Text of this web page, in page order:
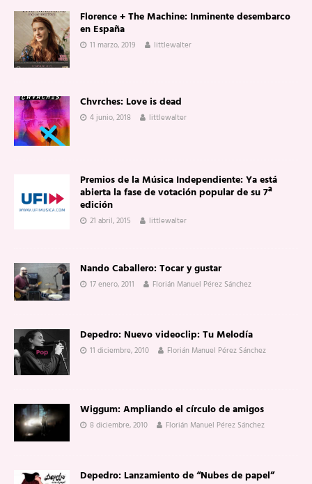
Florence + The Machine: Inminente desembarco
en España
11 marzo, 2019 littlewalter
Chvrches: Love is dead
4 junio, 2018 littlewalter
Premios de la Música Independiente: Ya está
abierta la fase de votación popular de su 7ª
edición
21 abril, 2015 littlewalter
Nando Caballero: Tocar y gustar
17 enero, 2011 Florián Manuel Pérez Sánchez
Depedro: Nuevo videoclip: Tu Melodía
11 diciembre, 2010 Florián Manuel Pérez Sánchez
Wiggum: Ampliando el círculo de amigos
8 diciembre, 2010 Florián Manuel Pérez Sánchez
Depedro: Lanzamiento de “Nubes de papel”